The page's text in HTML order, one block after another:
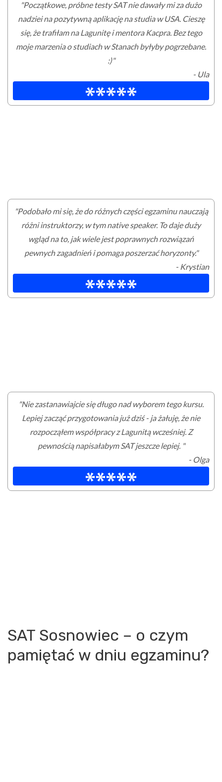
"Początkowe, próbne testy SAT nie dawały mi za dużo
nadziei na pozytywną aplikację na studia w USA. Cieszę
się, że trafiłam na Lagunitę i mentora Kacpra. Bez tego
moje marzenia o studiach w Stanach byłyby pogrzebane.
:)"
- Ula
"Podobało mi się, że do różnych części egzaminu nauczają
różni instruktorzy, w tym native speaker. To daje duży
wgląd na to, jak wiele jest poprawnych rozwiązań
pewnych zagadnień i pomaga poszerzać horyzonty."
- Krystian
"Nie zastanawiajcie się długo nad wyborem tego kursu.
Lepiej zacząć przygotowania już dziś - ja żałuję, że nie
rozpocząłem współpracy z Lagunitą wcześniej. Z
pewnością napisałabym SAT jeszcze lepiej. "
- Olga
SAT Sosnowiec – o czym
pamiętać w dniu egzaminu?